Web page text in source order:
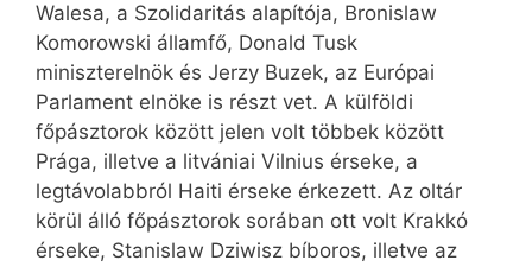
Walesa, a Szolidaritás alapítója, Bronislaw
Komorowski államfő, Donald Tusk
miniszterelnök és Jerzy Buzek, az Európai
Parlament elnöke is részt vet. A külföldi
főpásztorok között jelen volt többek között
Prága, illetve a litvániai Vilnius érseke, a
legtávolabbról Haiti érseke érkezett. Az oltár
körül álló főpásztorok sorában ott volt Krakkó
érseke, Stanislaw Dziwisz bíboros, illetve az